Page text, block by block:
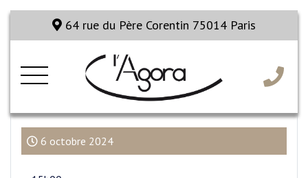
64 rue du Père Corentin 75014 Paris
6 octobre 2024